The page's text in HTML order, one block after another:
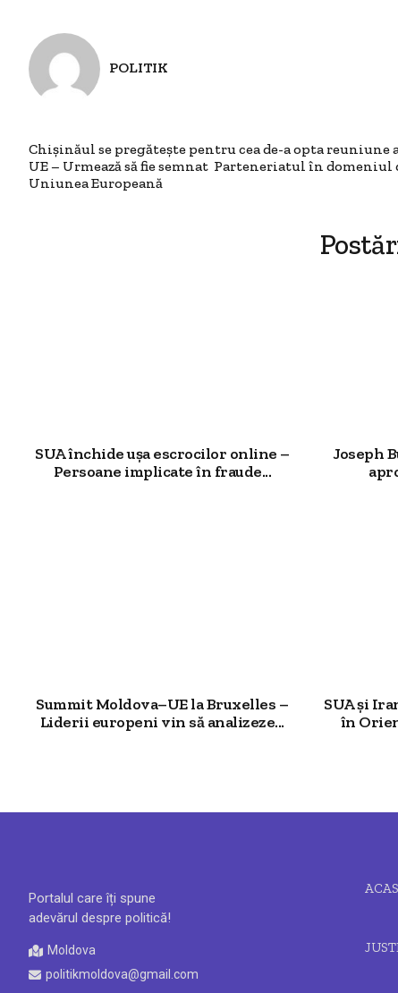
POLITIK
Chișinăul se pregătește pentru cea de-a opta reuniune
UE – Urmează să fie semnat Parteneriatul în domeniul
Uniunea Europeană
SUA închide ușa escrocilor online –
Persoane implicate în fraude...
Joseph
Summit Moldova–UE la Bruxelles –
Liderii europeni vin să analizeze...
SUA și
în
Portalul care îți spune
adevărul despre politică!
Moldova
politikmoldova@gmail.com